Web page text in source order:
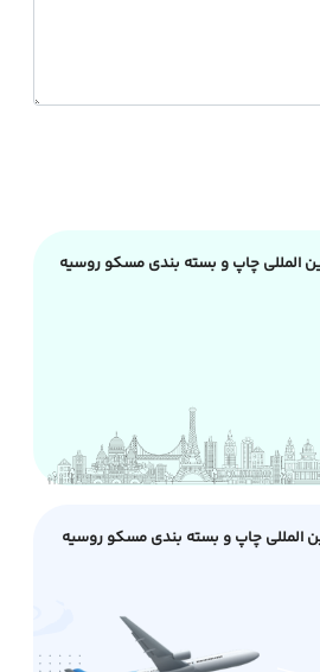
المللی چاپ و بسته بندی مسکو روسیه
المللی چاپ و بسته بندی مسکو روسیه